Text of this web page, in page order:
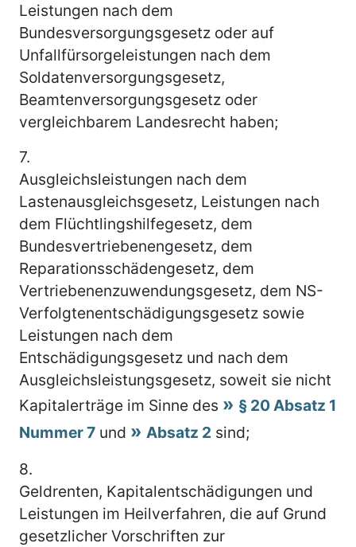
Leistungen nach dem
Bundesversorgungsgesetz oder auf
Unfallfürsorgeleistungen nach dem
Soldatenversorgungsgesetz,
Beamtenversorgungsgesetz oder
vergleichbarem Landesrecht haben;
7.
Ausgleichsleistungen nach dem
Lastenausgleichsgesetz, Leistungen nach
dem Flüchtlingshilfegesetz, dem
Bundesvertriebenengesetz, dem
Reparationsschädengesetz, dem
Vertriebenenzuwendungsgesetz, dem NS-
Verfolgtenentschädigungsgesetz sowie
Leistungen nach dem
Entschädigungsgesetz und nach dem
Ausgleichsleistungsgesetz, soweit sie nicht
Kapitalerträge im Sinne des
§ 20 Absatz 1
Nummer 7 und Absatz 2 sind;
8.
Geldrenten, Kapitalentschädigungen und
Leistungen im Heilverfahren, die auf Grund
gesetzlicher Vorschriften zur